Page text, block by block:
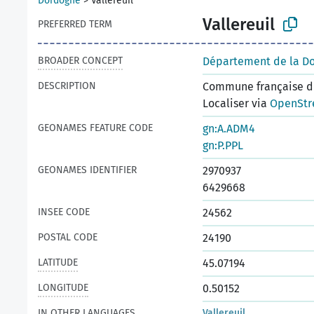
PREFERRED TERM
Vallereuil
BROADER CONCEPT Département de la
DESCRIPTION
Commune française
Localiser via
GEONAMES FEATURE CODE
gn:A.ADM4
gn:P.PPL
GEONAMES IDENTIFIER
2970937
6429668
INSEE CODE 24562
POSTAL CODE 24190
LATITUDE 45.07194
LONGITUDE 0.50152